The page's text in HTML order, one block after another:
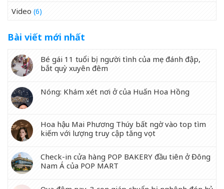
Video (6)
Bài viết mới nhất
Bé gái 11 tuổi bị người tình của mẹ đánh đập,
bắt quỳ xuyên đêm
Nóng: Khám xét nơi ở của Huấn Hoa Hồng
Hoa hậu Mai Phương Thúy bất ngờ vào top tìm
kiếm với lượng truy cập tăng vọt
Check-in cửa hàng POP BAKERY đầu tiên ở Đông
Nam Á của POP MART